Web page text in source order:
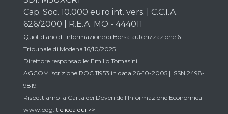
Cap. Soc. 10.000 euro int. vers. | C.C.I.A.
626/2000 | R.E.A. MO - 444011
Quotidiano di informazione di Borsa autorizzazione 6
Tribunale di Modena 16/10/2025
Direttore responsabile: Emilio Tomasini.
AGCOM iscrizione ROC 11953 in data 26-10-2005 | ISSN 2498-
9819
Rispettiamo la Carta dei Doveri dell’Informazione Economica
www.odg.it clicca qui >>